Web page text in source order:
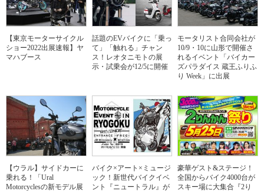
【東京モーターサイクル
ショー2022出展速報】ヤ
マハブース
話題のEVバイクに「乗っ
て」「触れる」チャン
ス！レオタニモトの展
示・試乗会が12/5に開催
モータリスト合同会社が
10/9・10に山形で開催さ
れるイベント「バイカー
ズパラダイス 蔵王ふりふ
り Week」に出展
【ウラル】サイドカーに
乗れる！「Ural
Motorcyclesの新モデル展
バイク×アート×ミュージ
ック！新世代バイクイベ
ント『ニュートラル』が
豪華ゲスト&ステージ！
全国からバイク4000台が
スキー場に大集合『2り